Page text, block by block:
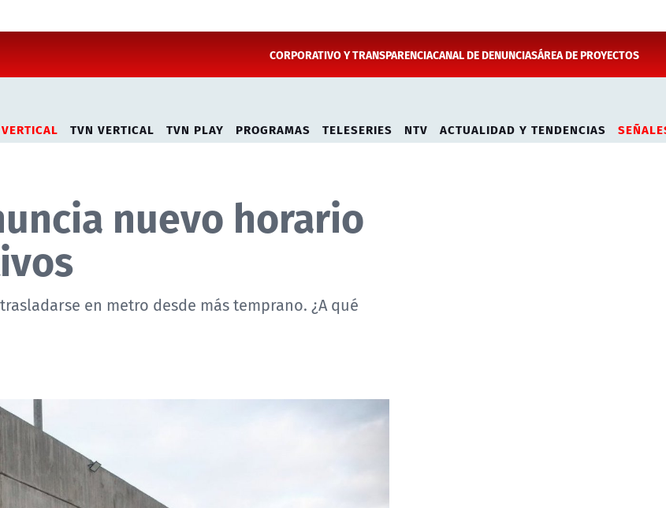
CORPORATIVO Y TRANSPARENCIACANAL DE DENUNCIASÁREA DE PROYECTOS
TVN VERTICAL TVN PLAY PROGRAMAS TELESERIES NTV ACTUALIDAD Y TENDENCIAS
nuevo horario
en metro desde más temprano. ¿A qué